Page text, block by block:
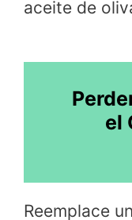
aceite de
el
Reemplace